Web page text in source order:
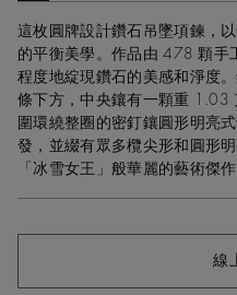
這枚圓牌設計鑽石吊墜項鍊，
的平衡美學。作品由 478 顆手
程度地綻現鑽石的美感和淨度
條下方，中央鑲有一顆重 1.03
圍環繞整圈的密釘鑲圓形明亮
發，並綴有眾多欖尖形和圓形
「冰雪女王」般華麗的藝術傑
線